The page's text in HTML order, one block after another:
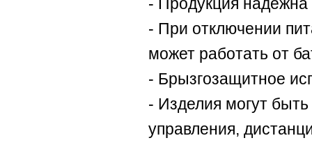
- Продукция надежна
- При отключении
может работать от
- Брызгозащитное
- Изделия могут
управления,